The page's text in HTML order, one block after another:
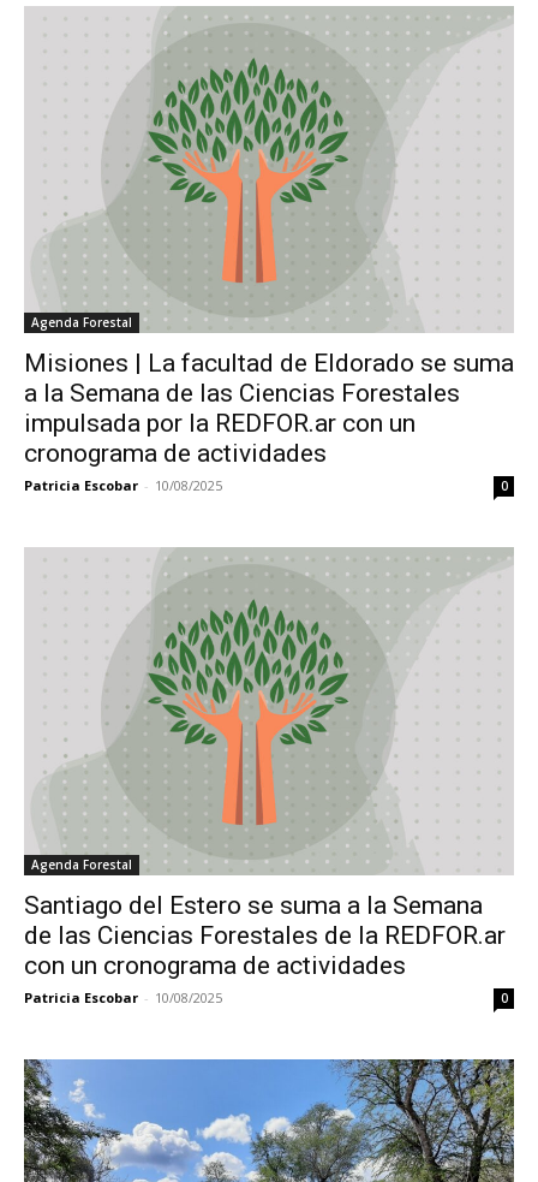
Agenda Forestal
Misiones | La facultad de Eldorado se suma
a la Semana de las Ciencias Forestales
impulsada por la REDFOR.ar con un
cronograma de actividades
Patricia Escobar - 10/08/2025 0
Agenda Forestal
Santiago del Estero se suma a la Semana
de las Ciencias Forestales de la REDFOR.ar
con un cronograma de actividades
Patricia Escobar - 10/08/2025 0